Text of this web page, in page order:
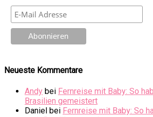
Neueste Kommentare
Andy bei Fernreise mit Baby: So
Brasilien gemeistert
Daniel bei Fernreise mit Baby: So